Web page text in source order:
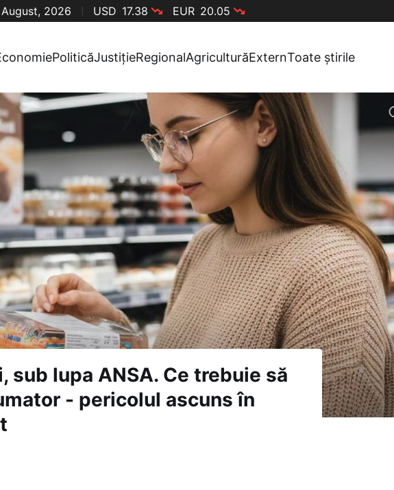
2026 USD 17.38 EUR 20.05
PoliticăJustițieRegionalAgriculturăExternToate știrile
lupa ANSA. Ce trebuie să
- pericolul ascuns în